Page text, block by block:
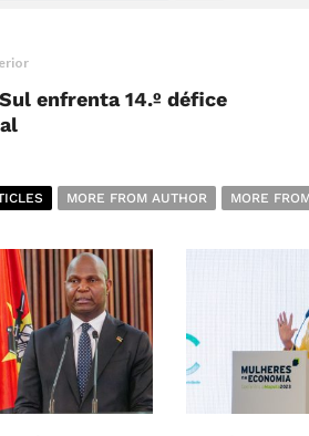
enfrenta 14.º défice
MORE FROM AUTHOR MORE